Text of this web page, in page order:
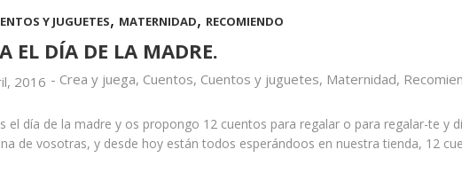
Y JUGUETES, MATERNIDAD, RECOMIENDO
EL DÍA DE LA MADRE.
2016 - Crea y juega, Cuentos, Cuentos y juguetes, Maternidad,
es el día de la madre y os propongo 12 cuentos para regalar o para regalar-te y
de vosotras, y desde hoy están todos esperándoos en nuestra tienda, 12